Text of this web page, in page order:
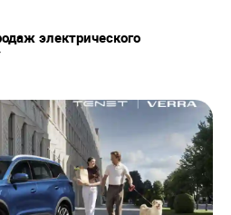
электрического